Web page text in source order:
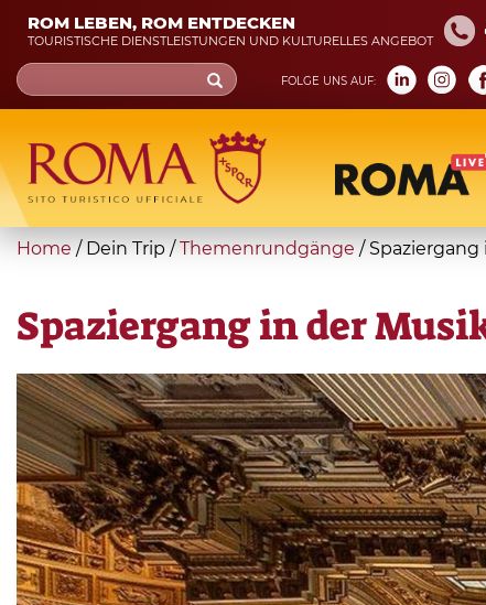
Skip
main
content
ROM LEBEN, ROM ENTDECKEN
TOURISTISCHE DIENSTLEISTUNGEN UND KULTURELLES ANGEBOT
FOLGE UNS AUF:
Search
form
Suche
You
here
Home / Dein Trip / Themenrundgänge / Spaziergang
Spaziergang in der